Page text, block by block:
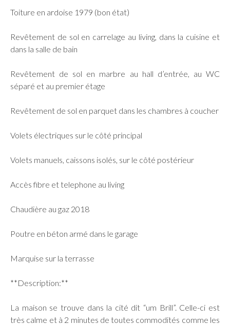
Toiture en ardoise 1979 (bon état)
Revêtement de sol en carrelage au living, dans la cuisine et
dans la salle de bain
Revêtement de sol en marbre au hall d’entrée, au WC
séparé et au premier étage
Revêtement de sol en parquet dans les chambres à coucher
Volets électriques sur le côté principal
Volets manuels, caissons isolés, sur le côté postérieur
Accès fibre et telephone au living
Chaudière au gaz 2018
Poutre en béton armé dans le garage
Marquise sur la terrasse
**Description:**
La maison se trouve dans la cité dit “um Brill”. Celle-ci est
très calme et à 2 minutes de toutes commodités comme les